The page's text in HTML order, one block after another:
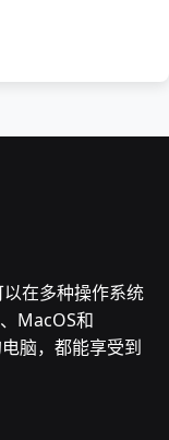
在多种操作系统
MacOS和
脑，都能享受到